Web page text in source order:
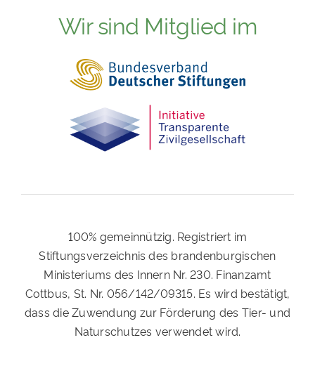
Wir sind Mitglied im
100% gemeinnützig. Registriert im
Stiftungsverzeichnis des brandenburgischen
Ministeriums des Innern Nr. 230. Finanzamt
Cottbus, St. Nr. 056/142/09315. Es wird bestätigt,
dass die Zuwendung zur Förderung des Tier- und
Naturschutzes verwendet wird.